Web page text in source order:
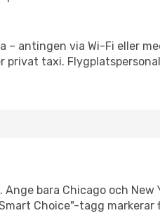
– antingen via Wi-Fi eller
taxi.
bara Chicago och New
Choice"-tagg